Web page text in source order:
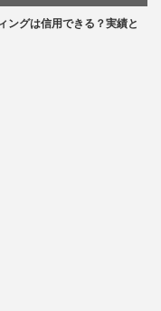
ングは信用できる？実績と